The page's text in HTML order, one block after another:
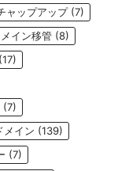
ャップアップ(7)
メイン移管 (8)
(17)
(7)
メイン (139)
(7)